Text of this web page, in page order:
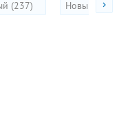
(237) Новый (без